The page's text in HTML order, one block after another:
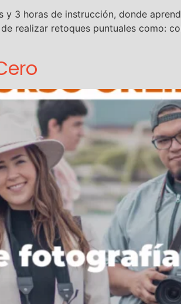
y 3 horas de instrucción, donde
realizar retoques puntuales como: